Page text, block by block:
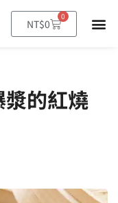
NT$0
0
購
物
籃
漿的紅燒